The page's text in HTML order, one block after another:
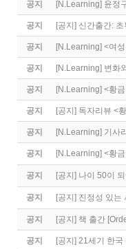
공지 [N.Learning] 윤정
공지 [공지 ] 신간출간:
공지 [N.Learning] <여
공지 [N.Learning] 변화
공지 [N.Learning] <황
공지 [공지 ] 독자리뷰 <
공지 [N.Learning] 기사
공지 [N.Learning] <황
공지 [공지 ] 나이 50이
공지 [공지 ] 진정성 있는
공지 [공지 ] 책 출간
공지 [공지 ] 21세기 한